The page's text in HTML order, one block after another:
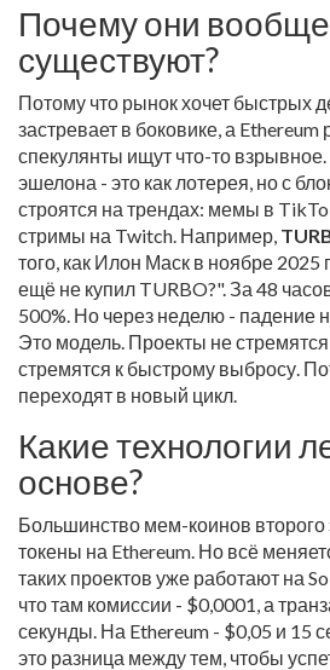
Почему они вообще
существуют?
Потому что рынок хочет быстрых
застревает в боковике, а Ethereum
спекулянты ищут что-то
эшелона - это как лотерея, но с
строятся на трендах: мемы в
стримы на Twitch. Например,
того, как Илон Маск в ноябре 2025
ещё не купил TURBO?". За 48
500%. Но через неделю - падение
Это модель. Проекты не
стремятся к быстрому выбросу.
переходят в новый цикл.
Какие технологии
основе?
Большинство мем-коинов второго
токены на Ethereum. Но всё
таких проектов уже работают на
что там комиссии - $0,0001, а
секунды. На Ethereum - $0,05 и 15
это разница между тем, чтобы